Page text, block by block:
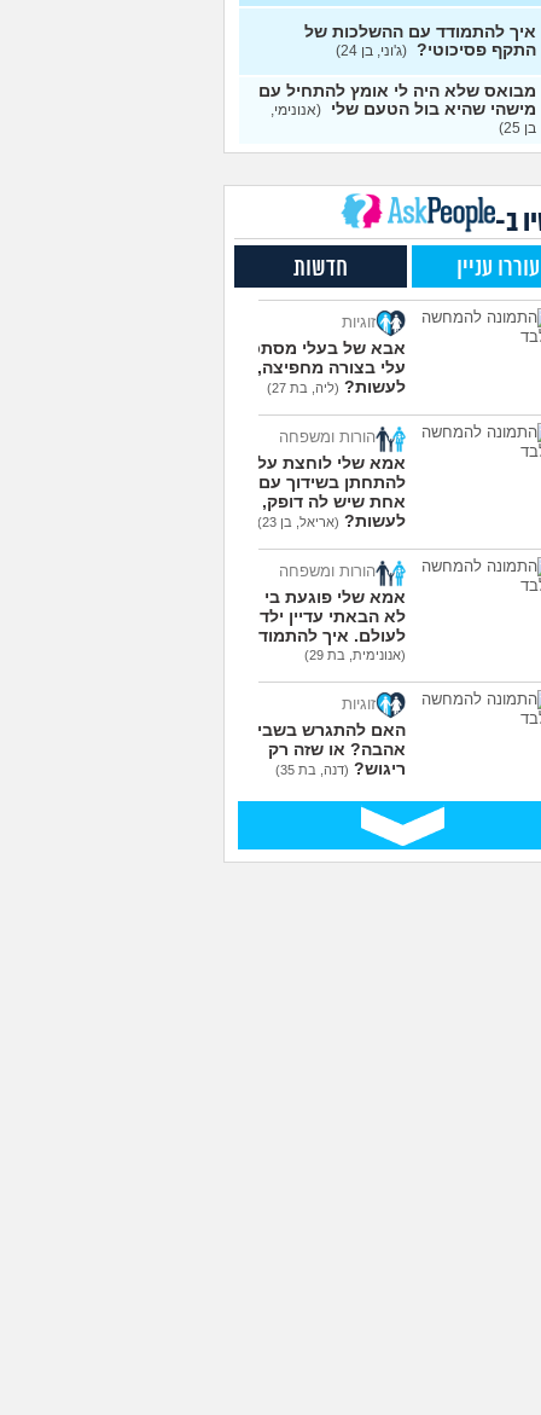
עצות
מוצצת אצבע כהרגעה,
את ארון הילדות בבית
מפסיקים לפחד מזה שהזמן
(אליזבת, בת 24)
אנשים מתייעצים כל
(פפרוני, בן 25)
5
את הרעב בחיים שלי
לחזור לזה! (זלדוס, בן 22)
בודדה מאוד בלי חברים כבר 5
ולא יודעת איפה להכיר
5
עצות
עוד שאלות חדשות במדור
איך להתמודד עם ההשלכות של
התקף פסיכוטי? (ג'וני, בן 24)
מבואס שלא היה לי אומץ להתחיל עם
מישהי שהיא בול הטעם שלי (אנונימי,
בן 25)
ב-
עוררו עניין חדשות
זוגיות
אבא של בעלי מסתכל
עלי בצורה מחפיצה, מה
לעשות? (ליה, בת 27)
הורות ומשפחה
אמא שלי לוחצת עליי
להתחתן בשידוך עם כל
אחת שיש לה דופק, מה
לעשות? (אריאל, בן 23)
הורות ומשפחה
אמא שלי פוגעת בי כי
לא הבאתי עדיין ילדים
לעולם. איך להתמודד?
(אנונימית, בת 29)
זוגיות
האם להתגרש בשביל
אהבה? או שזה רק
ריגוש? (דנה, בת 35)